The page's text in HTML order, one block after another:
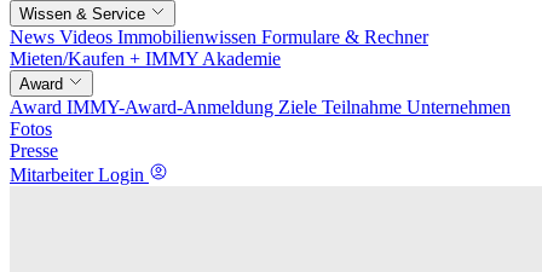
Wissen & Service
News Videos Immobilienwissen Formulare & Rechner
Mieten/Kaufen + IMMY Akademie
Award
Award IMMY-Award-Anmeldung Ziele Teilnahme Unternehmen
Fotos
Presse
Mitarbeiter Login